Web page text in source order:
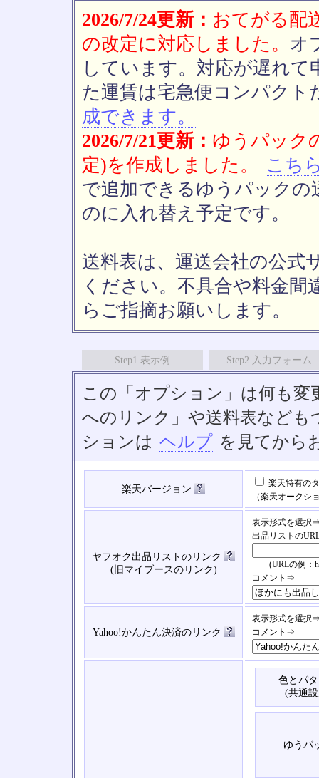
2026/7/24更新： おてがる配
の改定に対応しました。 オ
しています。対応が遅れ
た運賃は宅急便コンパクト
成できます。
2026/7/21更新： ゆうパック
定)を作成しました。
こち
で追加できるゆうパックの
のに入れ替え予定です。
送料表は、運送会社の公式
ください。不具合や料金間
らご指摘お願いします。
Step1 表示例 Step2 入力フォーム
この「オプション」は何も
へのリンク」や送料表など
ションは ヘルプ を見てから
楽天バージョン
楽天特有の
（楽天オークシ
ヤフオク出品リストのリンク
(旧マイブースのリンク)
表示形式を選択
出品リストの
(URLの例：
コメント⇒
Yahoo!かんたん決済のリンク
表示形式を選択
コメント⇒
色とパ
(共通
ゆうパ